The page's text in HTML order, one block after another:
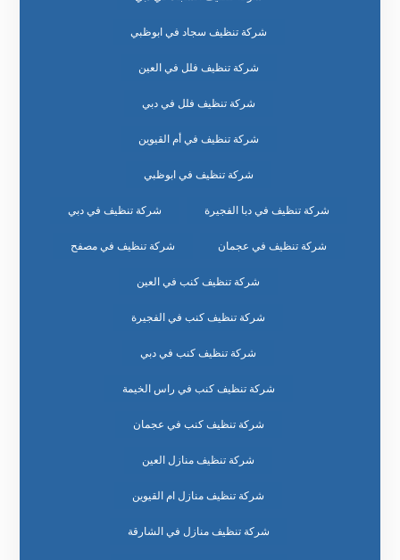
شركة تنظيف سجاد في ابوظبي
شركة تنظيف فلل في العين
شركة تنظيف فلل في دبي
شركة تنظيف في أم القيوين
شركة تنظيف في ابوظبي
شركة تنظيف في دبا الفجيرة شركة تنظيف في دبي
شركة تنظيف في عجمان شركة تنظيف في مصفح
شركة تنظيف كنب في العين
شركة تنظيف كنب في الفجيرة
شركة تنظيف كنب في دبي
شركة تنظيف كنب في راس الخيمة
شركة تنظيف كنب في عجمان
شركة تنظيف منازل العين
شركة تنظيف منازل ام القيوين
شركة تنظيف منازل في الشارقة